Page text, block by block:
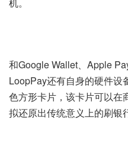
和Google Wallet、Apple
LoopPay还有自身的硬件
色方形卡片，该卡片可以在
拟还原出传统意义上的刷银